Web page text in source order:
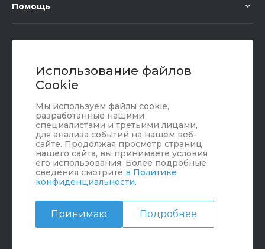
Использование файлов
Cookie
Мы используем файлы cookie,
разработанные нашими
специалистами и третьими лицами,
для анализа событий на нашем веб-
сайте. Продолжая просмотр страниц
нашего сайта, вы принимаете условия
его использования. Более подробные
сведения смотрите в Политике
конфиденциальности.
Принимаю Подробнее
Помощь
г. Юрюзань, ул. Пролетарская, 101